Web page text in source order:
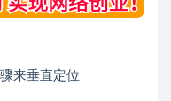
来垂直定位